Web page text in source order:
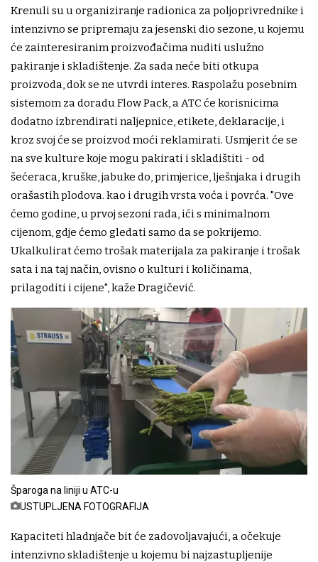
Krenuli su u organiziranje radionica za poljoprivrednike i
intenzivno se pripremaju za jesenski dio sezone, u kojemu
će zainteresiranim proizvođačima nuditi uslužno
pakiranje i skladištenje. Za sada neće biti otkupa
proizvoda, dok se ne utvrdi interes. Raspolažu posebnim
sistemom za doradu Flow Pack, a ATC će korisnicima
dodatno izbrendirati naljepnice, etikete, deklaracije, i
kroz svoj će se proizvod moći reklamirati. Usmjerit će se
na sve kulture koje mogu pakirati i skladištiti - od
šećeraca, kruške, jabuke do, primjerice, lješnjaka i drugih
orašastih plodova. kao i drugih vrsta voća i povrća. "Ove
ćemo godine, u prvoj sezoni rada, ići s minimalnom
cijenom, gdje ćemo gledati samo da se pokrijemo.
Ukalkulirat ćemo trošak materijala za pakiranje i trošak
sata i na taj način, ovisno o kulturi i količinama,
prilagoditi i cijene", kaže Dragičević.
Šparoga na liniji u ATC-u
USTUPLJENA FOTOGRAFIJA
Kapaciteti hladnjače bit će zadovoljavajući, a očekuje
intenzivno skladištenje u kojemu bi najzastupljenije